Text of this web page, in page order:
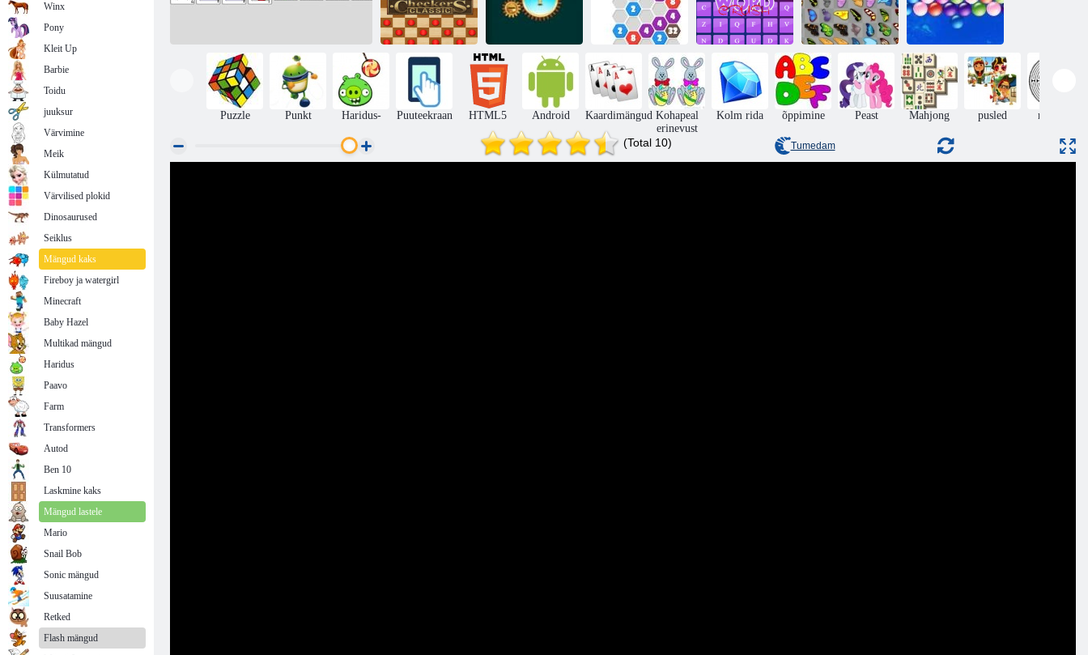
Baby Hazel:
muinasjutumaal
Baby Hazel:
Isadepäev
Holidays kala Loits
2020! Uuesti
laaditud
Mixed World:
nädalavahetus
Kabe Classic Jewel plahvatada 2020 Ühendage
Wordi
purustamine
Liblikas kyodai Lõputu Bubbles
Puzzle Punkt Haridus- Puuteekraan HTML5 Android Kaardimängud Kohapeal
erinevust
Kolm rida õppimine Peast Mahjong pusled rägastik
(Total 10) Tumedam
Winx
Pony
Kleit Up
Barbie
Toidu
juuksur
Värvimine
Meik
Külmutatud
Värvilised plokid
Dinosaurused
Seiklus
Mängud kaks
Fireboy ja watergirl
Minecraft
Baby Hazel
Multikad mängud
Haridus
Paavo
Farm
Transformers
Autod
Ben 10
Laskmine kaks
Mängud lastele
Mario
Snail Bob
Sonic mängud
Suusatamine
Retked
Flash mängud